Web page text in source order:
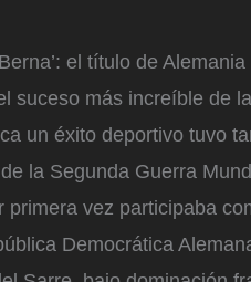
el título de
suceso más increíble de
un éxito deportivo tuvo
la Segunda Guerra
primera vez participaba
Democrática